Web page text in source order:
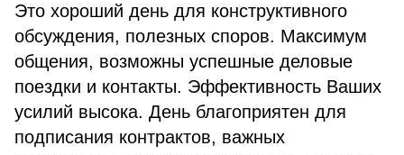
Это хороший день для конструктивного
обсуждения, полезных споров. Максимум
общения, возможны успешные деловые
поездки и контакты. Эффективность Ваших
усилий высока. День благоприятен для
подписания контрактов, важных